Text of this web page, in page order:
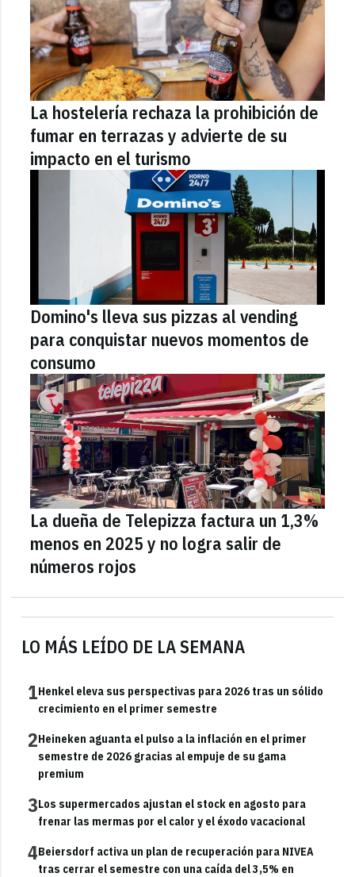
LO MÁS LEÍDO DE LA SEMANA
1Henkel eleva sus perspectivas para 2026 tras un sólido
crecimiento en el primer semestre
2Heineken aguanta el pulso a la inflación en el primer
semestre de 2026 gracias al empuje de su gama
premium
3Los supermercados ajustan el stock en agosto para
frenar las mermas por el calor y el éxodo vacacional
4Beiersdorf activa un plan de recuperación para NIVEA
tras cerrar el semestre con una caída del 3,5% en
La hostelería rechaza la prohibición de
fumar en terrazas y advierte de su
impacto en el turismo
Domino's lleva sus pizzas al vending
para conquistar nuevos momentos de
consumo
La dueña de Telepizza factura un 1,3%
menos en 2025 y no logra salir de
números rojos